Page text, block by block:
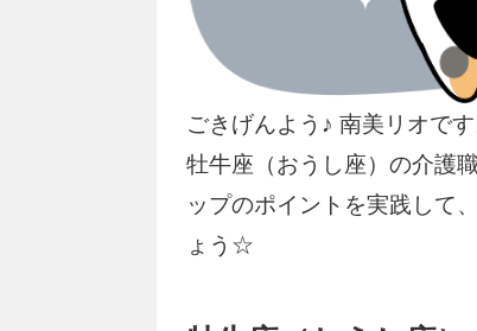
ごきげんよう♪ 南美リオです
牡牛座（おうし座）の介護
ップのポイントを実践して
ょう☆